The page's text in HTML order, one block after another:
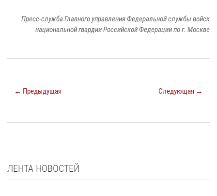
Пресс-служба Главного управления Федеральной службы войск
национальной гвардии Российской Федерации по г. Москве
← Предыдущая Следующая →
ЛЕНТА НОВОСТЕЙ